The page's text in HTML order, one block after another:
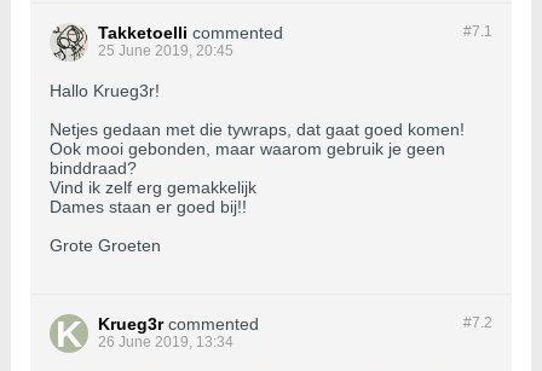
#7.1
Takketoelli commented
25 June 2019, 20:45
Hallo Krueg3r!
Netjes gedaan met die tywraps, dat gaat goed komen!
Ook mooi gebonden, maar waarom gebruik je geen
binddraad?
Vind ik zelf erg gemakkelijk
Dames staan er goed bij!!
Grote Groeten
#7.2
Krueg3r commented
26 June 2019, 13:34